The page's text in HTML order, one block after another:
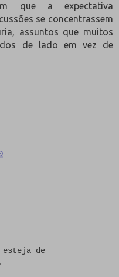
que a expectativa
se concentrassem
assuntos que muitos
de lado em vez de
esteja de